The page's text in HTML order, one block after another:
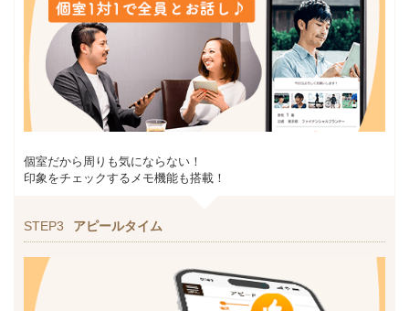
個室だから周りも気にならない！
印象をチェックするメモ機能も搭載！
STEP3 アピールタイム